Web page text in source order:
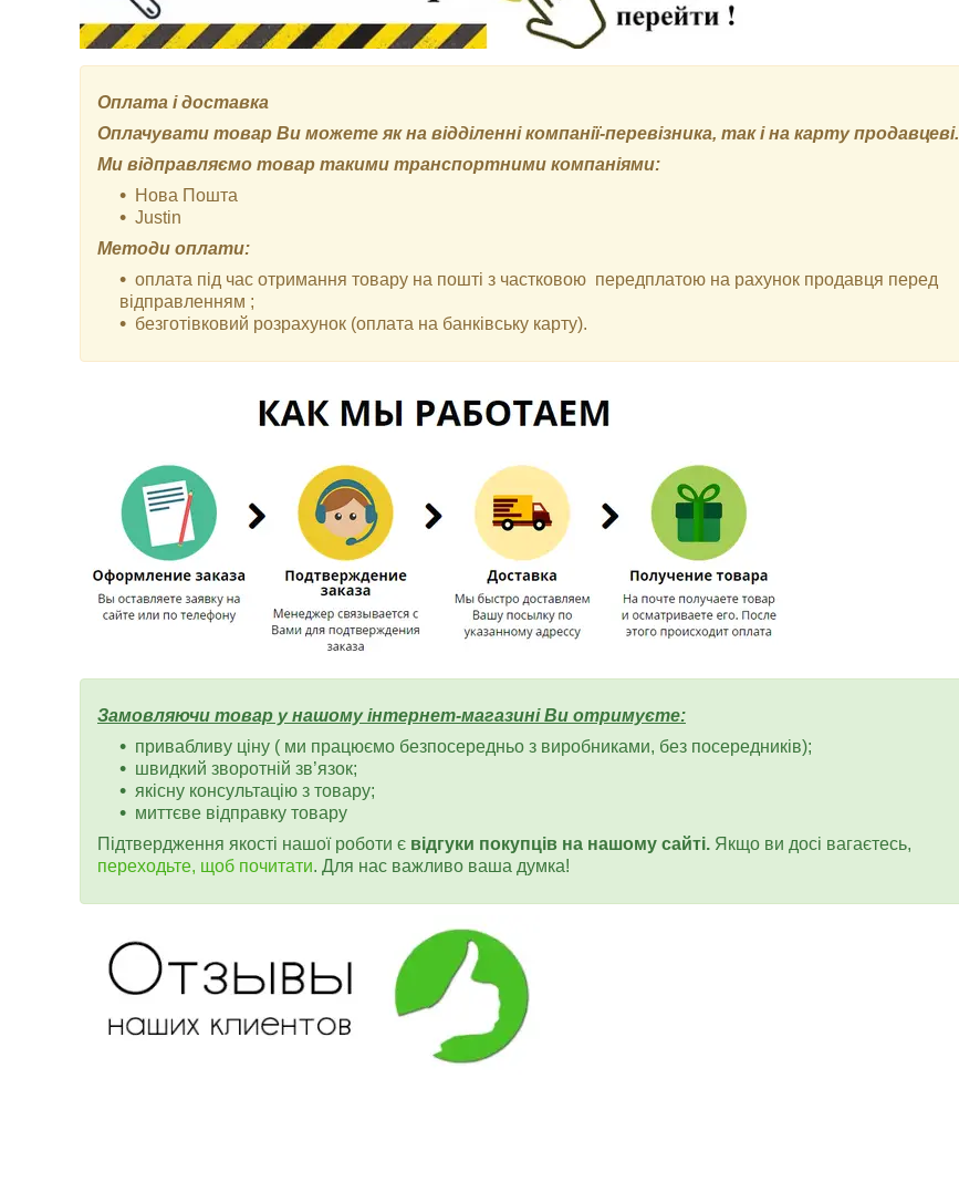
Оплата і доставка
Оплачувати товар Ви можете як на відділенні компанії-перевізника, так і на карту продавцеві.
Ми відправляємо товар такими транспортними компаніями:
Нова Пошта
Justin
Методи оплати:
оплата під час отримання товару на пошті з частковою передплатою на рахунок продавця перед
відправленням ;
безготівковий розрахунок (оплата на банківську карту).
Замовляючи товар у нашому інтернет-магазині Ви отримуєте:
привабливу ціну ( ми працюємо безпосередньо з виробниками, без посередників);
швидкий зворотній зв’язок;
якісну консультацію з товару;
миттєве відправку товару
Підтвердження якості нашої роботи є відгуки покупців на нашому сайті. Якщо ви досі вагаєтесь,
переходьте, щоб почитати. Для нас важливо ваша думка!